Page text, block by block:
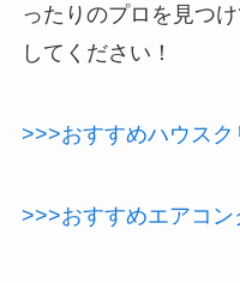
ったりのプロを見つ
してください！
>>>おすすめハウス
>>>おすすめエアコ